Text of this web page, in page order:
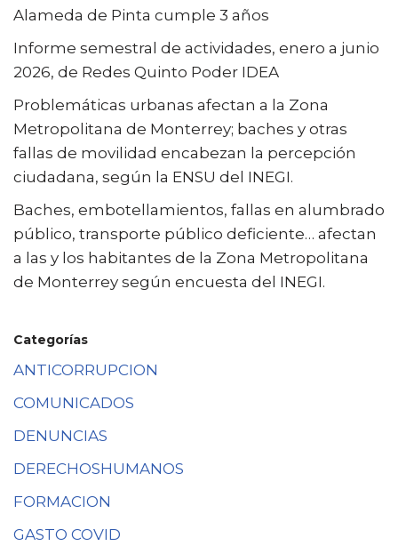
Alameda de Pinta cumple 3 años
Informe semestral de actividades, enero a junio
2026, de Redes Quinto Poder IDEA
Problemáticas urbanas afectan a la Zona
Metropolitana de Monterrey; baches y otras
fallas de movilidad encabezan la percepción
ciudadana, según la ENSU del INEGI.
Baches, embotellamientos, fallas en alumbrado
público, transporte público deficiente… afectan
a las y los habitantes de la Zona Metropolitana
de Monterrey según encuesta del INEGI.
Categorías
ANTICORRUPCION
COMUNICADOS
DENUNCIAS
DERECHOSHUMANOS
FORMACION
GASTO COVID